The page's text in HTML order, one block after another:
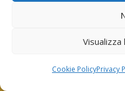
Cookie PolicyPrivacy
Privacy Policy e